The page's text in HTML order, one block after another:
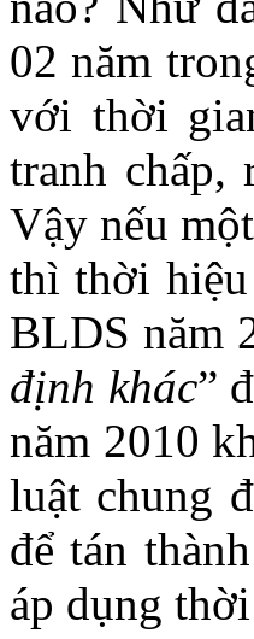
02 năm
với thời
tranh
Vậy nếu
thì thời
BLDS năm
định khác”
năm 2010
luật chung
để tán
áp dụng